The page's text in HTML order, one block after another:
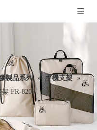
製品系列 » 手機支架 »
FR-8209